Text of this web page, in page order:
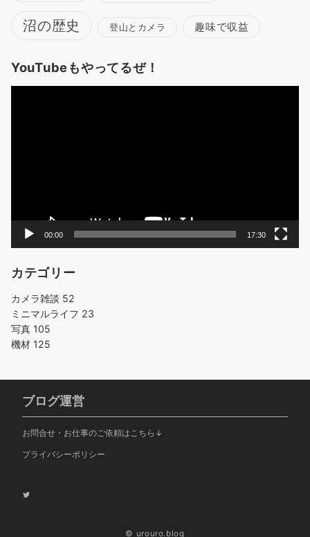
沼の歴史 登山とカメラ 趣味で収益
YouTubeもやってるぜ！
00:00 17:30
カテゴリー
カメラ雑談 52
ミニマルライフ 23
写真 105
機材 125
ブログ運営
お問合せ・お仕事のご依頼はこちら↓
プライバシーポリシー
Twitter
© urouro.blog